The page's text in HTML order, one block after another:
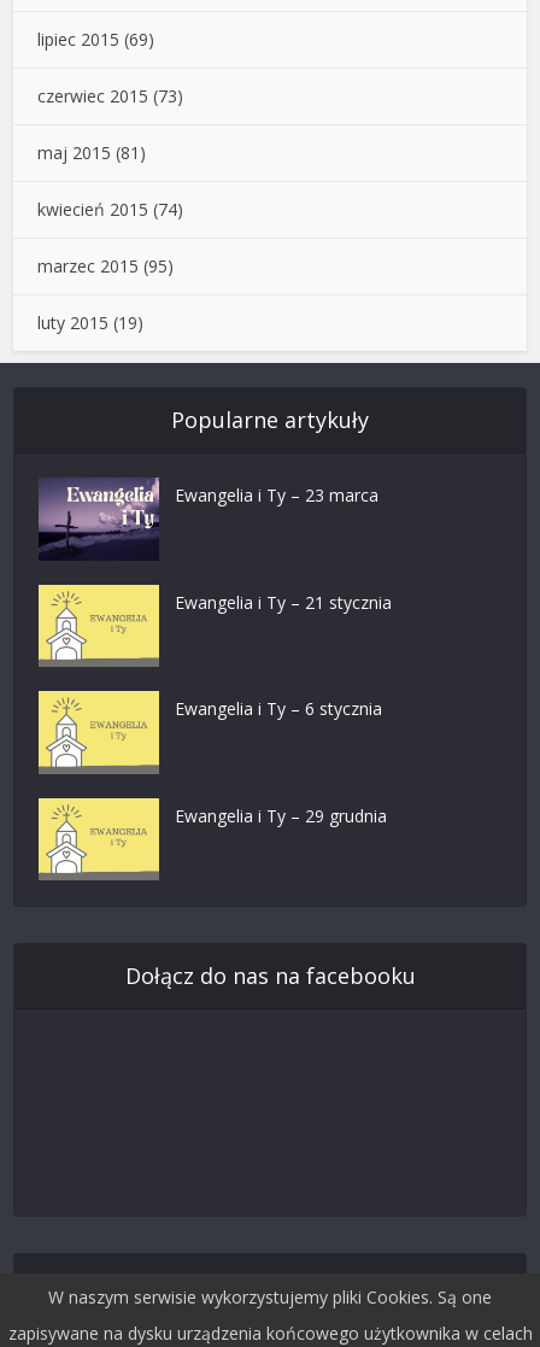
lipiec 2015 (69)
czerwiec 2015 (73)
maj 2015 (81)
kwiecień 2015 (74)
marzec 2015 (95)
luty 2015 (19)
Popularne artykuły
Ewangelia i Ty – 23 marca
Ewangelia i Ty – 21 stycznia
Ewangelia i Ty – 6 stycznia
Ewangelia i Ty – 29 grudnia
Dołącz do nas na facebooku
Śledź nas na Twitterze
W naszym serwisie wykorzystujemy pliki Cookies. Są one
zapisywane na dysku urządzenia końcowego użytkownika w celach